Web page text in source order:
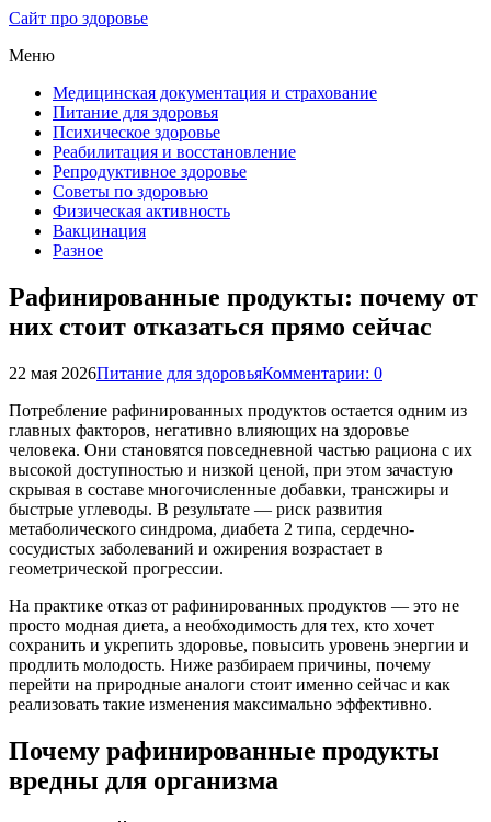
Сайт про здоровье
Меню
Медицинская документация и страхование
Питание для здоровья
Психическое здоровье
Реабилитация и восстановление
Репродуктивное здоровье
Советы по здоровью
Физическая активность
Вакцинация
Разное
Рафинированные продукты: почему от
них стоит отказаться прямо сейчас
22 мая 2026Питание для здоровьяКомментарии: 0
Потребление рафинированных продуктов остается одним из
главных факторов, негативно влияющих на здоровье
человека. Они становятся повседневной частью рациона с их
высокой доступностью и низкой ценой, при этом зачастую
скрывая в составе многочисленные добавки, трансжиры и
быстрые углеводы. В результате — риск развития
метаболического синдрома, диабета 2 типа, сердечно-
сосудистых заболеваний и ожирения возрастает в
геометрической прогрессии.
На практике отказ от рафинированных продуктов — это не
просто модная диета, а необходимость для тех, кто хочет
сохранить и укрепить здоровье, повысить уровень энергии и
продлить молодость. Ниже разбираем причины, почему
перейти на природные аналоги стоит именно сейчас и как
реализовать такие изменения максимально эффективно.
Почему рафинированные продукты
вредны для организма